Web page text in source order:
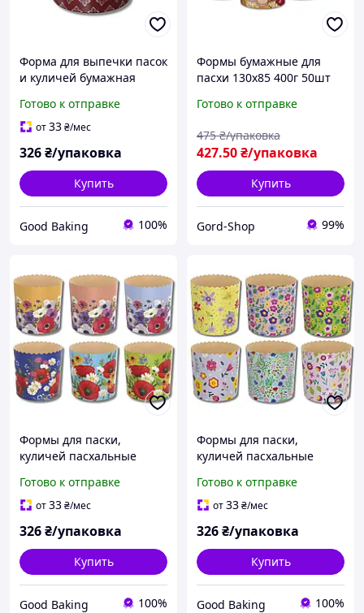
Форма для выпечки пасок
и куличей бумажная
85мм, серебро, 50шт/уп. /
Формы одноразовые для
Готово к отправке
от33₴/мес
326₴/упаковка
Купить
Good Baking 100%
Формы бумажные для
пасхи 130х85 400г 50шт
для пасхальной выпечки
Готово к отправке
427.50₴/упаковка
475 ₴/упаковка
Купить
Gord-Shop 99%
Формы для паски,
куличей пасхальные
серия с цветами 4/ 50 шт/
уп
Готово к отправке
от33₴/мес
326₴/упаковка
Купить
Good Baking 100%
Формы для паски,
куличей пасхальные
серия с цветами 2/ 50 шт/
уп
Готово к отправке
от33₴/мес
326₴/упаковка
Купить
Good Baking 100%